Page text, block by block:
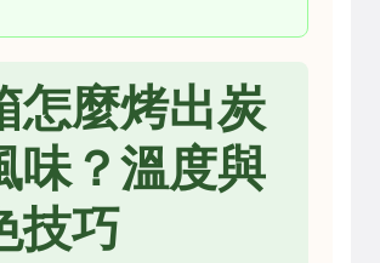
怎麼烤出炭
味？溫度與
技巧